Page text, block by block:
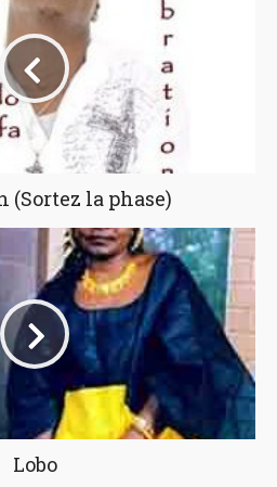
(Sortez la phase)
Lobo